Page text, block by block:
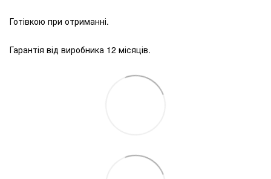
Готівкою при отриманні.
Гарантія від виробника 12 місяців.